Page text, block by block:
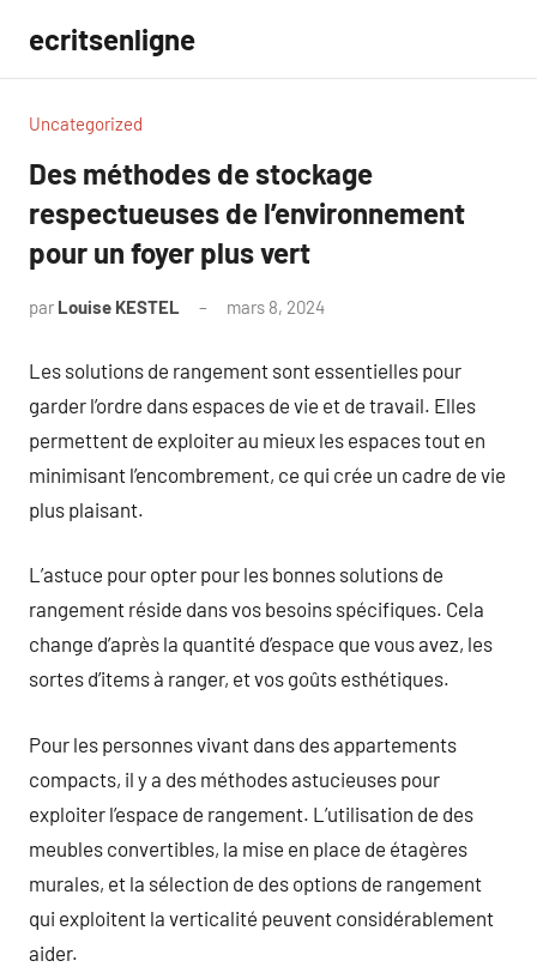
contenu
ecritsenligne
Uncategorized
Des méthodes de stockage
respectueuses de l’environnement
pour un foyer plus vert
par Louise KESTEL mars 8, 2024
Les solutions de rangement sont essentielles pour
garder l’ordre dans espaces de vie et de travail. Elles
permettent de exploiter au mieux les espaces tout en
minimisant l’encombrement, ce qui crée un cadre de vie
plus plaisant.
L’astuce pour opter pour les bonnes solutions de
rangement réside dans vos besoins spécifiques. Cela
change d’après la quantité d’espace que vous avez, les
sortes d’items à ranger, et vos goûts esthétiques.
Pour les personnes vivant dans des appartements
compacts, il y a des méthodes astucieuses pour
exploiter l’espace de rangement. L’utilisation de des
meubles convertibles, la mise en place de étagères
murales, et la sélection de des options de rangement
qui exploitent la verticalité peuvent considérablement
aider.